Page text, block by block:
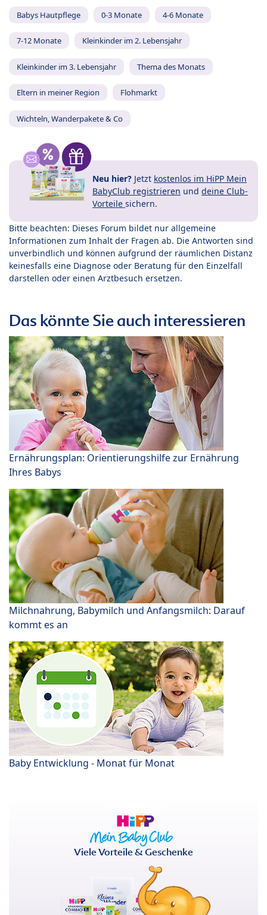
Babys Hautpflege 0-3 Monate 4-6 Monate
7-12 Monate Kleinkinder im 2. Lebensjahr
Kleinkinder im 3. Lebensjahr Thema des Monats
Eltern in meiner Region Flohmarkt
Wichteln, Wanderpakete & Co
Neu hier? Jetzt kostenlos im HiPP Mein
BabyClub registrieren und deine Club-
Vorteile sichern.
Bitte beachten: Dieses Forum bildet nur allgemeine
Informationen zum Inhalt der Fragen ab. Die Antworten sind
unverbindlich und können aufgrund der räumlichen Distanz
keinesfalls eine Diagnose oder Beratung für den Einzelfall
darstellen oder einen Arztbesuch ersetzen.
Das könnte Sie auch interessieren
Ernährungsplan: Orientierungshilfe zur Ernährung
Ihres Babys
Milchnahrung, Babymilch und Anfangsmilch: Darauf
kommt es an
Baby Entwicklung - Monat für Monat
Viele Vorteile & Geschenke